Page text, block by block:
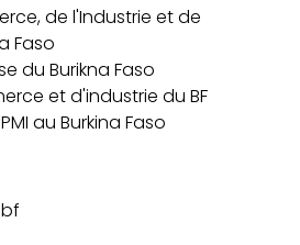
de l'Industrie et de
Faso
du Burikna Faso
et d'industrie du BF
au Burkina Faso